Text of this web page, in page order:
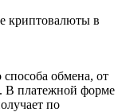
криптовалюты в
обмена, от
В платежной форме
по